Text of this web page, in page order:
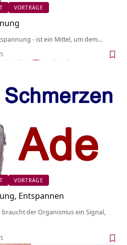
VORTRÄGE
- ist ein Mittel, um dem…
VORTRÄGE
Entspannen
der Organismus ein Signal,